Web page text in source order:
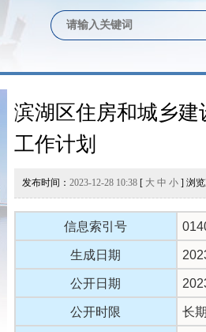
滨湖区住房和城乡建
工作计划
发布时间： 2023-12-28 10:38[ 大 中 小] 浏览
信息索引号
生成日期
公开日期
公开时限 长